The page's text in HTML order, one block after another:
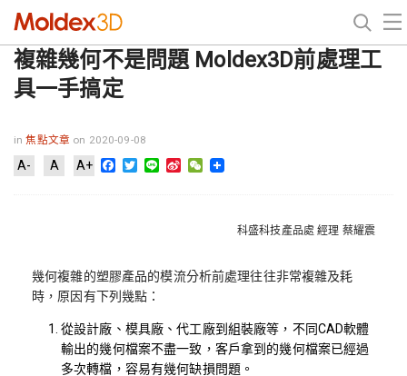
複雜幾何不是問題 Moldex3D前處理工
具一手搞定
in焦點文章 on 2020-09-08
A- A A+ Facebook
Twitter
Line Sina WeChat
科盛科技產品處 經理 蔡耀震
幾何複雜的塑膠產品的模流分析前處理往往非常複雜及耗
時，原因有下列幾點：
從設計廠、模具廠、代工廠到組裝廠等，不同CAD軟體
輸出的幾何檔案不盡一致，客戶拿到的幾何檔案已經過
多次轉檔，容易有幾何缺損問題。